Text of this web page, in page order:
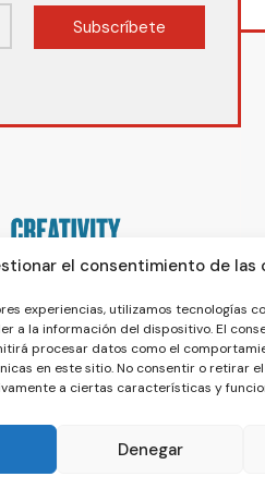
el consentimiento de las
experiencias, utilizamos tecnologías
a la información del dispositivo. El
procesar datos como el
en este sitio. No consentir o retirar
a ciertas características y
Denegar
Subscríbete